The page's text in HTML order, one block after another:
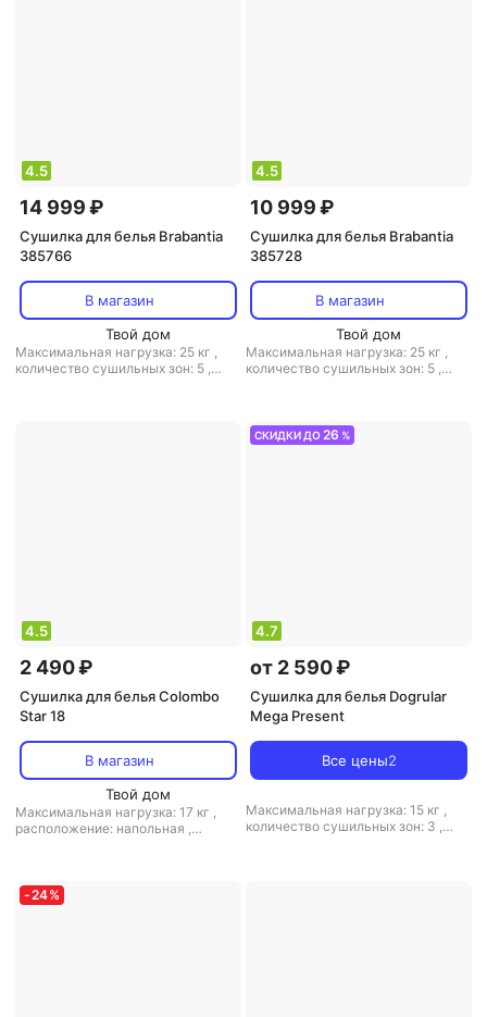
4.5
14 999 ₽
Сушилка для белья Brabantia
385766
В магазин
Твой дом
Максимальная нагрузка: 25 кг ,
количество сушильных зон: 5 ,
4.5
10 999 ₽
Сушилка для белья Brabantia
385728
В магазин
Твой дом
Максимальная нагрузка: 25 кг ,
количество сушильных зон: 5 ,
4.5
2 490 ₽
Сушилка для белья Colombo
Star 18
В магазин
Твой дом
Максимальная нагрузка: 17 кг ,
расположение: напольная ,
СКИДКИ ДО26 %
4.7
от 2 590 ₽
Сушилка для белья Dogrular
Mega Present
Все цены2
Максимальная нагрузка: 15 кг ,
количество сушильных зон: 3 ,
-24%